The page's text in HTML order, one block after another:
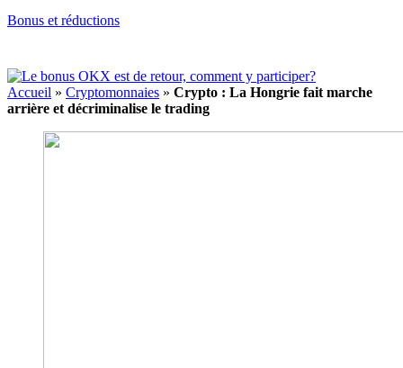
Bonus et réductions
Accueil » Cryptomonnaies » Crypto : La Hongrie fait marche
arrière et décriminalise le trading